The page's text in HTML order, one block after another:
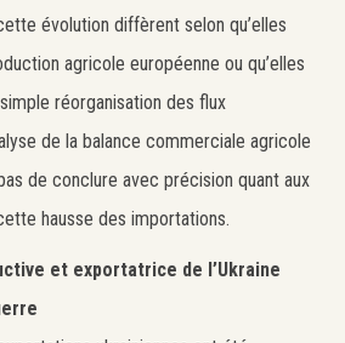
évolution diffèrent selon qu’elles
agricole européenne ou qu’elles
simple réorganisation des flux
de la balance commerciale agricole
de conclure avec précision quant aux
hausse des importations.
et exportatrice de l’Ukraine